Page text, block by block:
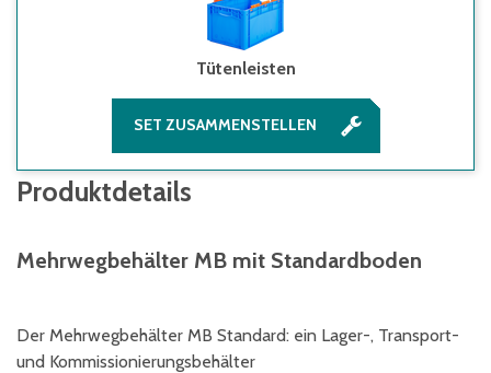
Tütenleisten
SET ZUSAMMENSTELLEN
Produktdetails
Mehrwegbehälter MB mit Standardboden
Der Mehrwegbehälter MB Standard: ein Lager-, Transport-
und Kommissionierungsbehälter